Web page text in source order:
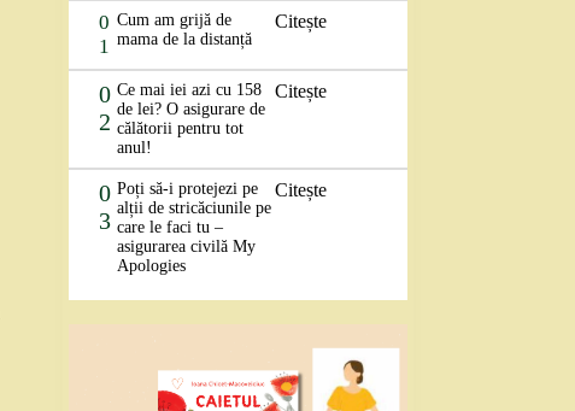
0
1
Cum am grijă de
mama de la distanță
Citește
0
2
Ce mai iei azi cu 158
de lei? O asigurare de
călătorii pentru tot
anul!
Citește
0
3
Poți să-i protejezi pe
alții de stricăciunile pe
care le faci tu –
asigurarea civilă My
Apologies
Citește